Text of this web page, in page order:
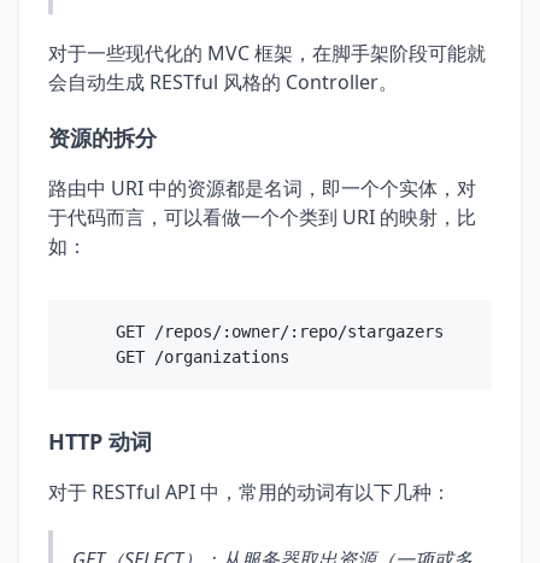
对于一些现代化的 MVC 框架，在脚手架阶段可能就
会自动生成 RESTful 风格的 Controller。
资源的拆分
路由中 URI 中的资源都是名词，即一个个实体，对
于代码而言，可以看做一个个类到 URI 的映射，比
如：
GET /repos/:owner/:repo/stargazers
HTTP 动词
对于 RESTful API 中，常用的动词有以下几种：